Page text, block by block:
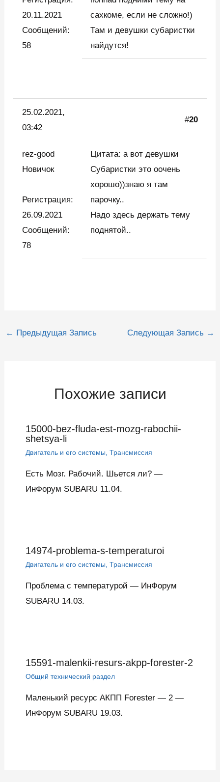
20.11.2021
Сообщений:
58
сахкоме, если не сложно!)
Там и девушки субаристки
найдутся!
25.02.2021,
03:42
#20
rez-good
Новичок
Регистрация:
26.09.2021
Сообщений:
78
Цитата: а вот девушки
Субаристки это оочень
хорошо))знаю я там
парочку..
Надо здесь держать тему
поднятой..
Навигация
← Предыдущая Запись Следующая Запись →
Похожие записи
15000-bez-fluda-est-mozg-rabochii-
shetsya-li
Двигатель и его системы Трансмиссия
Есть Мозг. Рабочий. Шьется ли? —
ИнФорум SUBARU 11.04.
14974-problema-s-temperaturoi
Двигатель и его системы Трансмиссия
Проблема с температурой — ИнФорум
SUBARU 14.03.
15591-malenkii-resurs-akpp-forester-2
Общий технический раздел
Маленький ресурс АКПП Forester — 2 —
ИнФорум SUBARU 19.03.